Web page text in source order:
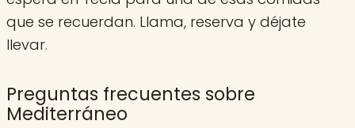
que se recuerdan. Llama, reserva y déjate
llevar.
Preguntas frecuentes sobre
Mediterráneo